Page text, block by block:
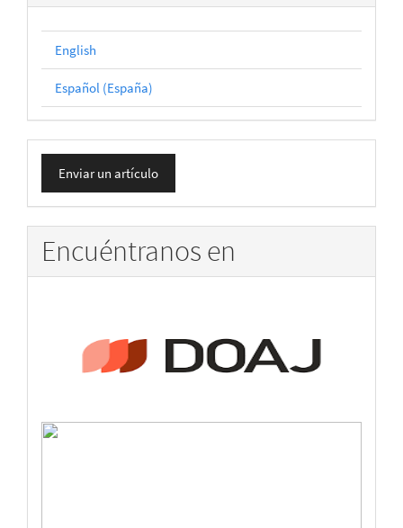
English
Español (España)
Enviar
un
artículo
Enviar un artículo
Encuéntranos en